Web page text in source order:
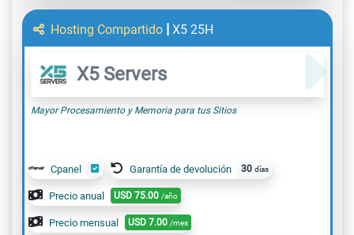
Hosting Compartido | X5 25H
X5 Servers
Mayor Procesamiento y Memoria para tus Sitios
Cpanel Garantía de devolución 30 días
Precio anual USD 75.00 /año
Precio mensual USD 7.00 /mes